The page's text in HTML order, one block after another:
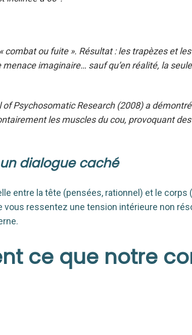
ou fuite ». Résultat : les trapèzes et
imaginaire… sauf qu’en réalité, la
Psychosomatic Research (2008) a
les muscles du cou, provoquant
dialogue caché
entre la tête (pensées, rationnel) et le corps
ressentez une tension intérieure non
ce que notre